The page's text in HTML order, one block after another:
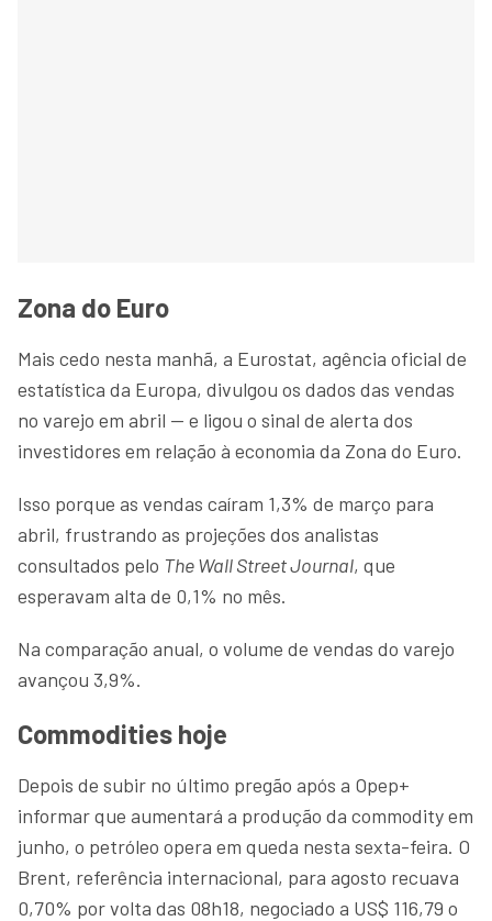
Zona do Euro
Mais cedo nesta manhã, a Eurostat, agência oficial de
estatística da Europa, divulgou os dados das vendas
no varejo em abril — e ligou o sinal de alerta dos
investidores em relação à economia da Zona do Euro.
Isso porque as vendas caíram 1,3% de março para
abril, frustrando as projeções dos analistas
consultados pelo The Wall Street Journal, que
esperavam alta de 0,1% no mês.
Na comparação anual, o volume de vendas do varejo
avançou 3,9%.
Commodities hoje
Depois de subir no último pregão após a Opep+
informar que aumentará a produção da commodity em
junho, o petróleo opera em queda nesta sexta-feira. O
Brent, referência internacional, para agosto recuava
0,70% por volta das 08h18, negociado a US$ 116,79 o